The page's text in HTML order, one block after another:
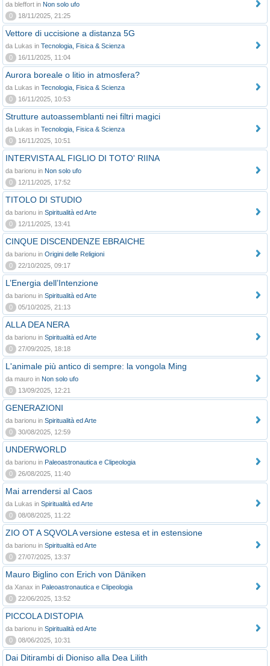
da bleffort in Non solo ufo
0
18/11/2025, 21:25
Vettore di uccisione a distanza 5G
da Lukas in Tecnologia, Fisica & Scienza
0
16/11/2025, 11:04
Aurora boreale o litio in atmosfera?
da Lukas in Tecnologia, Fisica & Scienza
0
16/11/2025, 10:53
Strutture autoassemblanti nei filtri magici
da Lukas in Tecnologia, Fisica & Scienza
0
16/11/2025, 10:51
INTERVISTA AL FIGLIO DI TOTO' RIINA
da barionu in Non solo ufo
0
12/11/2025, 17:52
TITOLO DI STUDIO
da barionu in Spiritualità ed Arte
0
12/11/2025, 13:41
CINQUE DISCENDENZE EBRAICHE
da barionu in Origini delle Religioni
0
22/10/2025, 09:17
L’Energia dell’Intenzione
da barionu in Spiritualità ed Arte
0
05/10/2025, 21:13
ALLA DEA NERA
da barionu in Spiritualità ed Arte
0
27/09/2025, 18:18
L'animale più antico di sempre: la vongola Ming
da mauro in Non solo ufo
0
13/09/2025, 12:21
GENERAZIONI
da barionu in Spiritualità ed Arte
0
30/08/2025, 12:59
UNDERWORLD
da barionu in Paleoastronautica e Clipeologia
0
26/08/2025, 11:40
Mai arrendersi al Caos
da Lukas in Spiritualità ed Arte
0
08/08/2025, 11:22
ZIO OT A SQVOLA versione estesa et in estensione
da barionu in Spiritualità ed Arte
0
27/07/2025, 13:37
Mauro Biglino con Erich von Däniken
da Xanax in Paleoastronautica e Clipeologia
0
22/06/2025, 13:52
PICCOLA DISTOPIA
da barionu in Spiritualità ed Arte
0
08/06/2025, 10:31
Dai Ditirambi di Dioniso alla Dea Lilith